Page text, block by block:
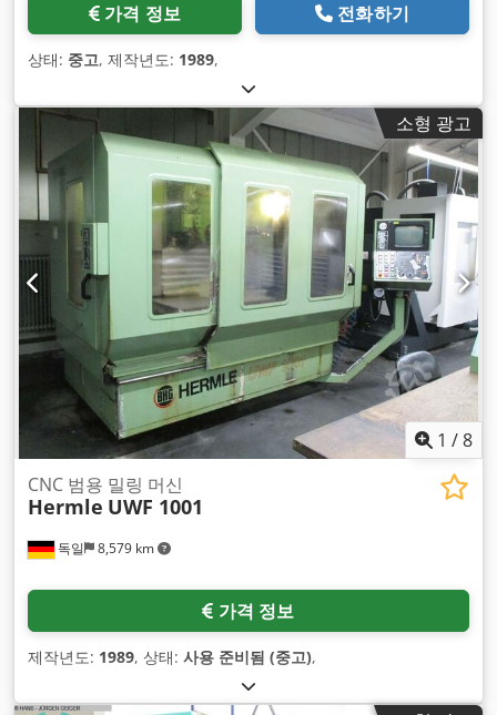
가격 정보 전화하기
상태: 중고, 제작년도: 1989,
소형 광고
1 /8
독일 8,579 km
CNC 범용 밀링 머신
Hermle UWF 1001
가격 정보
제작년도: 1989, 상태: 사용 준비됨 (중고),